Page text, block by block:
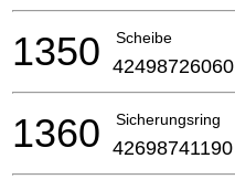
Scheibe
1350 42498726060
Sicherungsring
1360 42698741190